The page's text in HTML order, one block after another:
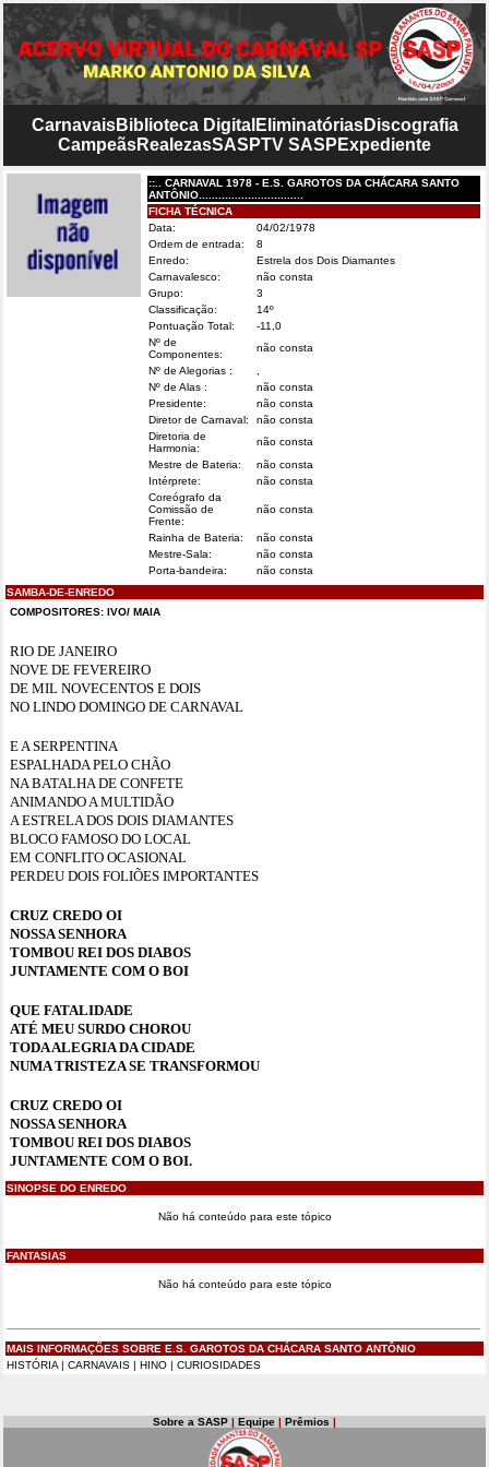
CarnavaisBiblioteca Digital EliminatóriasDiscografia
CampeãsRealezasSASPTV SASP Expediente
::.. CARNAVAL 1978 - E.S. GAROTOS DA CHÁCARA SANTO
ANTÔNIO................................
FICHA TÉCNICA
Data:
04/02/1978
Ordem de entrada:
8
Enredo:
Estrela dos Dois Diamantes
Carnavalesco:
não consta
Grupo:
3
Classificação:
14º
Pontuação Total:
-11,0
Nº de
Componentes:
não consta
Nº de Alegorias :
Nº de Alas :
não consta
Presidente:
não consta
Diretor de Carnaval:
não consta
Diretoria de
Harmonia:
não consta
Mestre de Bateria:
não consta
Intérprete:
não consta
Coreógrafo da
Comissão de
Frente:
não consta
Rainha de Bateria:
não consta
Mestre-Sala:
não consta
Porta-bandeira:
não consta
SAMBA-DE-ENREDO
COMPOSITORES: IVO/ MAIA
RIO DE JANEIRO
NOVE DE FEVEREIRO
DE MIL NOVECENTOS E DOIS
NO LINDO DOMINGO DE CARNAVAL
E A SERPENTINA
ESPALHADA PELO CHÃO
NA BATALHA DE CONFETE
ANIMANDO A MULTIDÃO
A ESTRELA DOS DOIS DIAMANTES
BLOCO FAMOSO DO LOCAL
EM CONFLITO OCASIONAL
PERDEU DOIS FOLIÕES IMPORTANTES
CRUZ CREDO OI
NOSSA SENHORA
TOMBOU REI DOS DIABOS
JUNTAMENTE COM O BOI
QUE FATALIDADE
ATÉ MEU SURDO CHOROU
TODA ALEGRIA DA CIDADE
NUMA TRISTEZA SE TRANSFORMOU
CRUZ CREDO OI
NOSSA SENHORA
TOMBOU REI DOS DIABOS
JUNTAMENTE COM O BOI.
SINOPSE DO ENREDO
Não há conteúdo para este tópico
FANTASIAS
Não há conteúdo para este tópico
MAIS INFORMAÇÕES SOBRE E.S. GAROTOS DA CHÁCARA SANTO ANTÔNIO
HISTÓRIA | CARNAVAIS | HINO | CURIOSIDADES
Sobre a SASP | Equipe | Prêmios |